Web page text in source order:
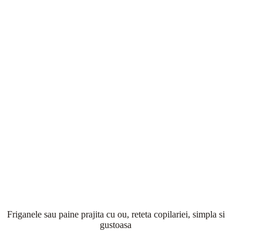
Friganele sau paine prajita cu ou, reteta copilariei, simpla si
gustoasa